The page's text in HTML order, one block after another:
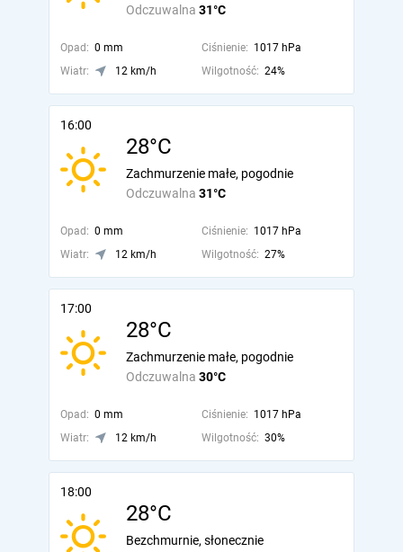
Odczuwalna 31°C
Opad: 0 mm Ciśnienie: 1017 hPa
Wiatr:
12 km/h Wilgotność: 24%
16:00
28°C
Odczuwalna 31°C
Zachmurzenie małe, pogodnie
Opad: 0 mm Ciśnienie: 1017 hPa
Wiatr:
12 km/h Wilgotność: 27%
17:00
28°C
Odczuwalna 30°C
Zachmurzenie małe, pogodnie
Opad: 0 mm Ciśnienie: 1017 hPa
Wiatr:
12 km/h Wilgotność: 30%
18:00
28°C
Bezchmurnie, słonecznie